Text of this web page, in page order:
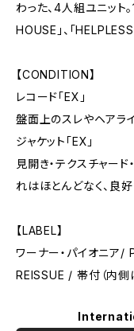
わった、4人組ユニット
HOUSE」、「
【CONDITION】
レコード「EX」
盤面上のスレやヘアラ
ジャケット「EX」
見開き・テクスチャー
れはほとんどなく、良
【LABEL】
ワーナー・パイオニ
REISSUE / 帯付（内側